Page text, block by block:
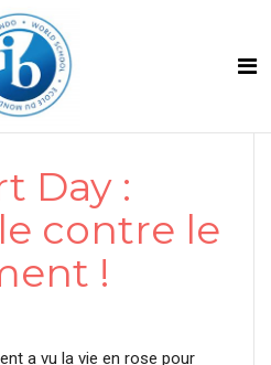
Day :
contre le
!
a vu la vie en rose pour